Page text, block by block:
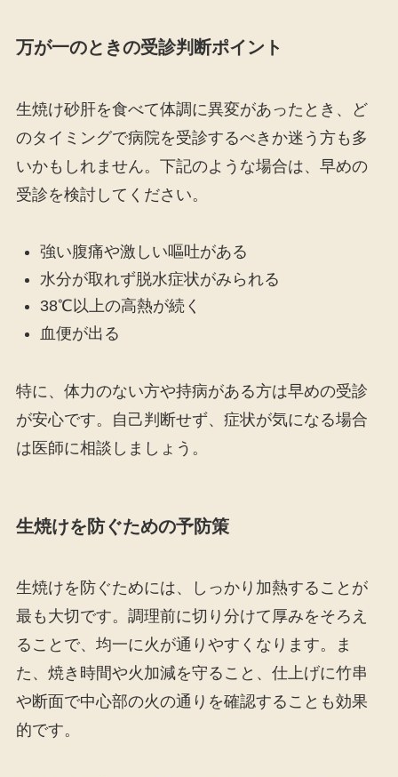
万が一のときの受診判断ポイント
生焼け砂肝を食べて体調に異変があったとき、ど
のタイミングで病院を受診するべきか迷う方も多
いかもしれません。下記のような場合は、早めの
受診を検討してください。
強い腹痛や激しい嘔吐がある
水分が取れず脱水症状がみられる
38℃以上の高熱が続く
血便が出る
特に、体力のない方や持病がある方は早めの受診
が安心です。自己判断せず、症状が気になる場合
は医師に相談しましょう。
生焼けを防ぐための予防策
生焼けを防ぐためには、しっかり加熱することが
最も大切です。調理前に切り分けて厚みをそろえ
ることで、均一に火が通りやすくなります。ま
た、焼き時間や火加減を守ること、仕上げに竹串
や断面で中心部の火の通りを確認することも効果
的です。